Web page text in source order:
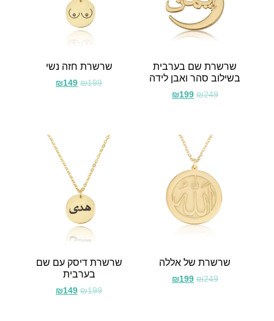
שרשרת שם בערבית
בשילוב סהר ואבן לידה
₪249
₪199
שרשרת חזה נשי
₪199
₪149
שרשרת של אללה
₪249
₪199
שרשרת דיסק עם שם
בערבית
₪199
₪149